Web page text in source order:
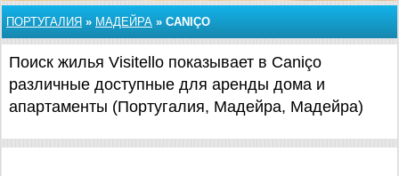
ПОРТУГАЛИЯ » МАДЕЙРА » CANIÇO
Поиск жилья Visitello показывает в Caniço
различные доступные для аренды дома и
апартаменты (Португалия, Мадейра, Мадейра)